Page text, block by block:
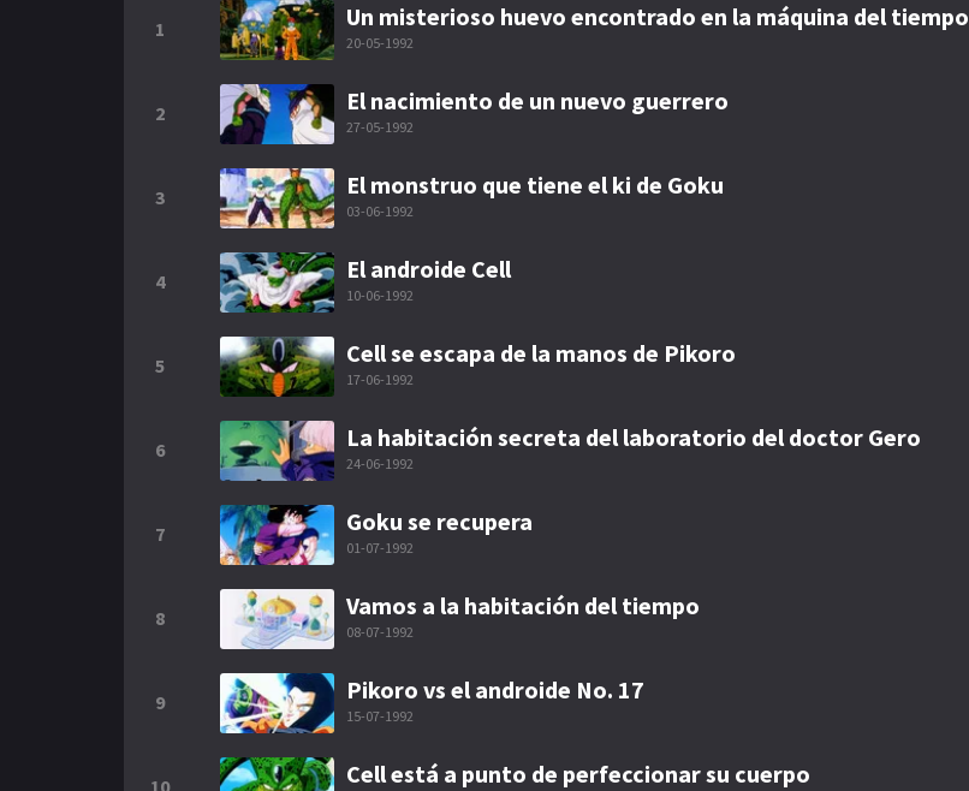
1 Un misterioso huevo encontrado en la máquina del tiempo
20-05-1992
2 El nacimiento de un nuevo guerrero
27-05-1992
3 El monstruo que tiene el ki de Goku
03-06-1992
4 El androide Cell
10-06-1992
5 Cell se escapa de la manos de Pikoro
17-06-1992
6 La habitación secreta del laboratorio del doctor Gero
24-06-1992
7 Goku se recupera
01-07-1992
8 Vamos a la habitación del tiempo
08-07-1992
9 Pikoro vs el androide No. 17
15-07-1992
Cell está a punto de perfeccionar su cuerpo